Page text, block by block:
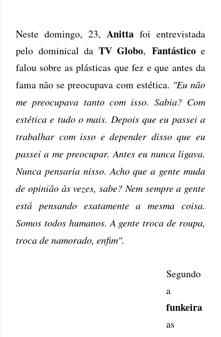
Neste domingo, 23, Anitta foi entrevistada
pelo dominical da TV Globo, Fantásticoe
falou sobre as plásticas que fez e que antes da
fama não se preocupava com estética. "Eu não
me preocupava tanto com isso. Sabia? Com
estética e tudo o mais. Depois que eu passei a
trabalhar com isso e depender disso que eu
passei a me preocupar. Antes eu nunca ligava.
Nunca pensaria nisso. Acho que a gente muda
de opinião às vezes, sabe? Nem sempre a gente
está pensando exatamente a mesma coisa.
Somos todos humanos. A gente troca de roupa,
troca de namorado, enfim".
Segundo
a
funkeira
as